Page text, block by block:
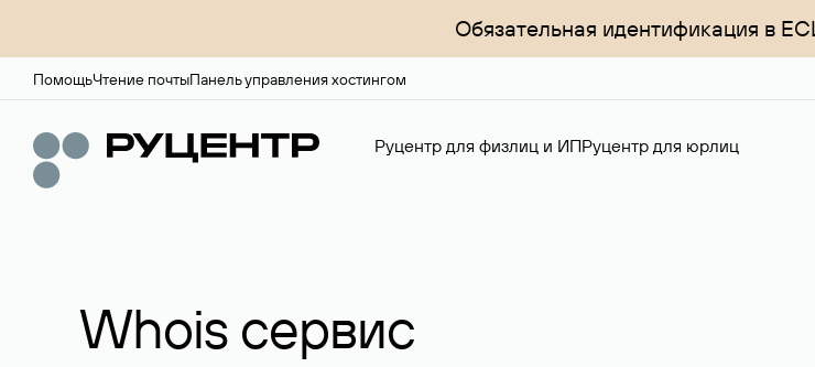
Обязательная идентификация в
ПомощьЧтение почтыПанель управления хостингом
Руцентр для физлиц и ИПРуцентр для юрлиц
Whois сервис